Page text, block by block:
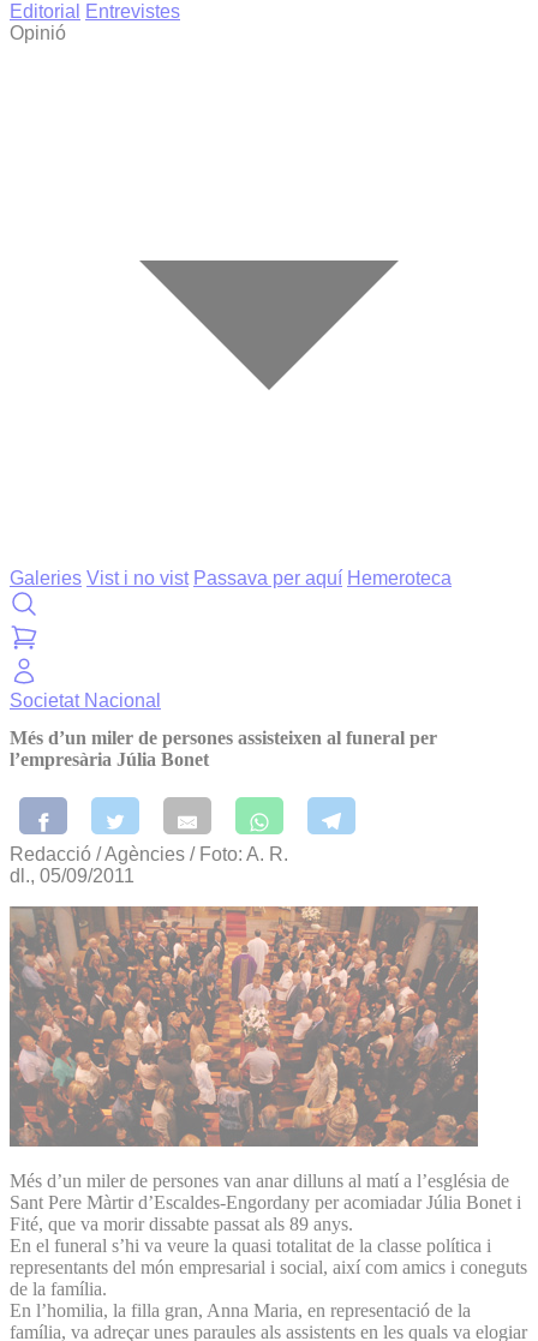
Editorial
Entrevistes
Opinió
Galeries Vist i no vist Passava per aquí Hemeroteca
Societat Nacional
Més d’un miler de persones assisteixen al funeral per
l’empresària Júlia Bonet
Redacció / Agències / Foto: A. R.
dl., 05/09/2011
Més d’un miler de persones van anar dilluns al matí a l’església de
Sant Pere Màrtir d’Escaldes-Engordany per acomiadar Júlia Bonet i
Fité, que va morir dissabte passat als 89 anys.
En el funeral s’hi va veure la quasi totalitat de la classe política i
representants del món empresarial i social, així com amics i coneguts
de la família.
En l’homilia, la filla gran, Anna Maria, en representació de la
família, va adreçar unes paraules als assistents en les quals va elogiar